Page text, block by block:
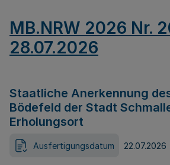
MB.NRW 2026 Nr.
28.07.2026
Staatliche Anerkennung
Bödefeld der Stadt
Erholungsort
Ausfertigungsdatum 22.07.2026